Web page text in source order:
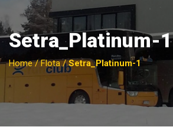
OPINIE
KONTAKT
Setra_Platinum-1
Home/Flota/Setra_Platinum-1